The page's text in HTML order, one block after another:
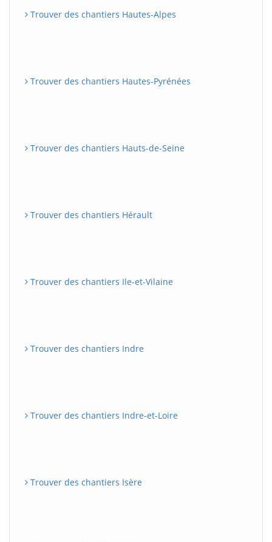
Trouver des chantiers Hautes-Alpes
Trouver des chantiers Hautes-Pyrénées
Trouver des chantiers Hauts-de-Seine
Trouver des chantiers Hérault
Trouver des chantiers Ile-et-Vilaine
Trouver des chantiers Indre
Trouver des chantiers Indre-et-Loire
Trouver des chantiers Isère